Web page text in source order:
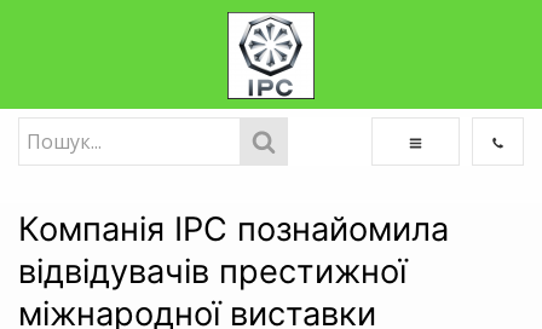
Компанія IPC познайомила
відвідувачів престижної
міжнародної виставки